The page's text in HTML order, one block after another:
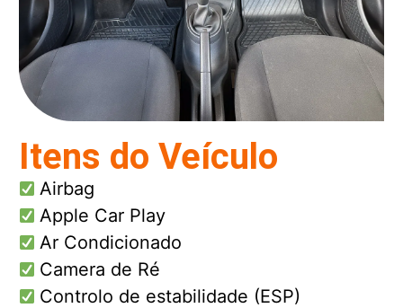
Itens do Veículo
Airbag
Apple Car Play
Ar Condicionado
Camera de Ré
Controlo de estabilidade (ESP)